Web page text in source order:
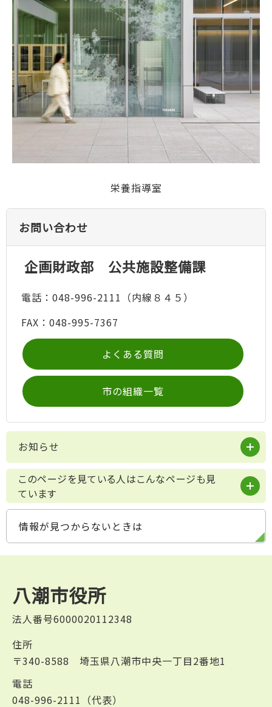
栄養指導室
お問い合わせ
企画財政部 公共施設整備課
電話：048-996-2111（内線８４５）
FAX：048-995-7367
よくある質問
市の組織一覧
お知らせ
このページを見ている人はこんなページも見
ています
情報が見つからないときは
八潮市役所
法人番号6000020112348
住所
〒340-8588 埼玉県八潮市中央一丁目2番地1
電話
048-996-2111（代表）